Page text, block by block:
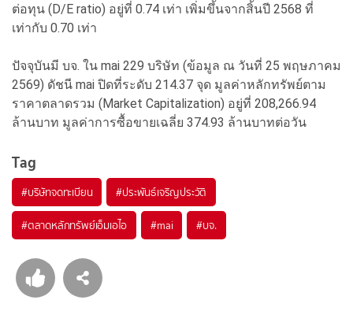
ต่อทุน (D/E ratio) อยู่ที่ 0.74 เท่า เพิ่มขึ้นจากสิ้นปี 2568 ที่
เท่ากับ 0.70 เท่า
ปัจจุบันมี บจ. ใน mai 229 บริษัท (ข้อมูล ณ วันที่ 25 พฤษภาคม
2569) ดัชนี mai ปิดที่ระดับ 214.37 จุด มูลค่าหลักทรัพย์ตาม
ราคาตลาดรวม (Market Capitalization) อยู่ที่ 208,266.94
ล้านบาท มูลค่าการซื้อขายเฉลี่ย 374.93 ล้านบาทต่อวัน
Tag
#บริษัทจดทะเบียน #ประพันธ์เจริญประวัติ
#ตลาดหลักทรัพย์เอ็มเอไอ #mai #บจ.